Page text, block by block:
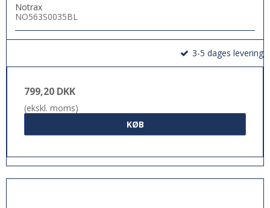
Notrax
NO563S0035BL
3-5 dages levering
799,20 DKK
(ekskl. moms)
KØB